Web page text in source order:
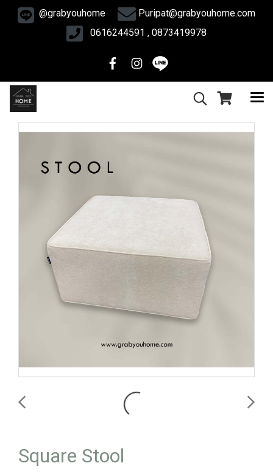
@grabyouhome
Puripat@grabyouhome.com
0616244591 , 0873419978
Square Stool